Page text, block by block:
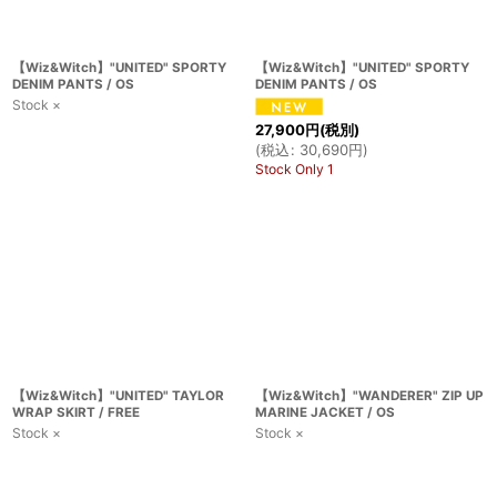
【Wiz&Witch】"UNITED" SPORTY
DENIM PANTS / OS
Stock ×
【Wiz&Witch】"UNITED" SPORTY
DENIM PANTS / OS
27,900円(税別)
(税込: 30,690円)
Stock Only 1
【Wiz&Witch】"UNITED" TAYLOR
WRAP SKIRT / FREE
Stock ×
【Wiz&Witch】"WANDERER" ZIP UP
MARINE JACKET / OS
Stock ×